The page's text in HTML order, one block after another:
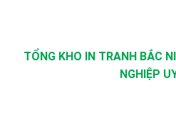
TỔNG KHO IN TRANH BẮC
NGHIỆP